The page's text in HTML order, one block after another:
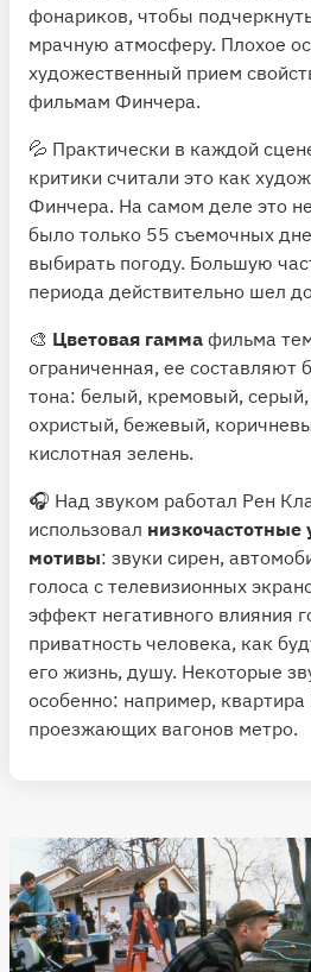
фонариков, чтобы
мрачную атмосферу. Плохое
художественный прием
фильмам Финчера.
💦 Практически в каждой
критики считали это как
Финчера. На самом деле это
было только 55 съемочных
выбирать погоду. Большую
периода действительно шел
🎨 Цветовая гамма фильма
ограниченная, ее составляют
тона: белый, кремовый,
охристый, бежевый,
кислотная зелень.
🎧 Над звуком работал Рен
использовал низкочастотные
мотивы: звуки сирен,
голоса с телевизионных
эффект негативного влияния
приватность человека, как
его жизнь, душу. Некоторые
особенно: например,
проезжающих вагонов метро.